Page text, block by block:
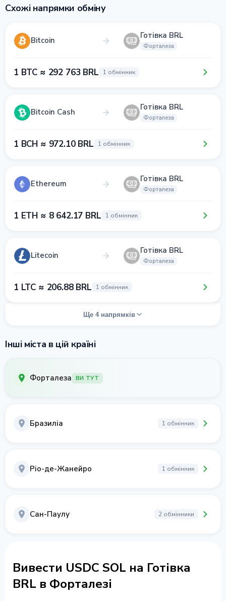
Схожі напрямки обміну
Bitcoin Готівка BRL
Форталеза
1 BTC ≈ 292 763 BRL 1 обмінник
Bitcoin Cash Готівка BRL
Форталеза
1 BCH ≈ 972.10 BRL 1 обмінник
Ethereum Готівка BRL
Форталеза
1 ETH ≈ 8 642.17 BRL 1 обмінник
Litecoin Готівка BRL
Форталеза
1 LTC ≈ 206.88 BRL 1 обмінник
Ще 4 напрямків
Інші міста в цій країні
Форталеза ВИ ТУТ
Бразиліа 1 обмінник
Ріо-де-Жанейро 1 обмінник
Сан-Паулу 2 обмінники
Вивести USDC SOL на Готівка
BRL в Форталезі